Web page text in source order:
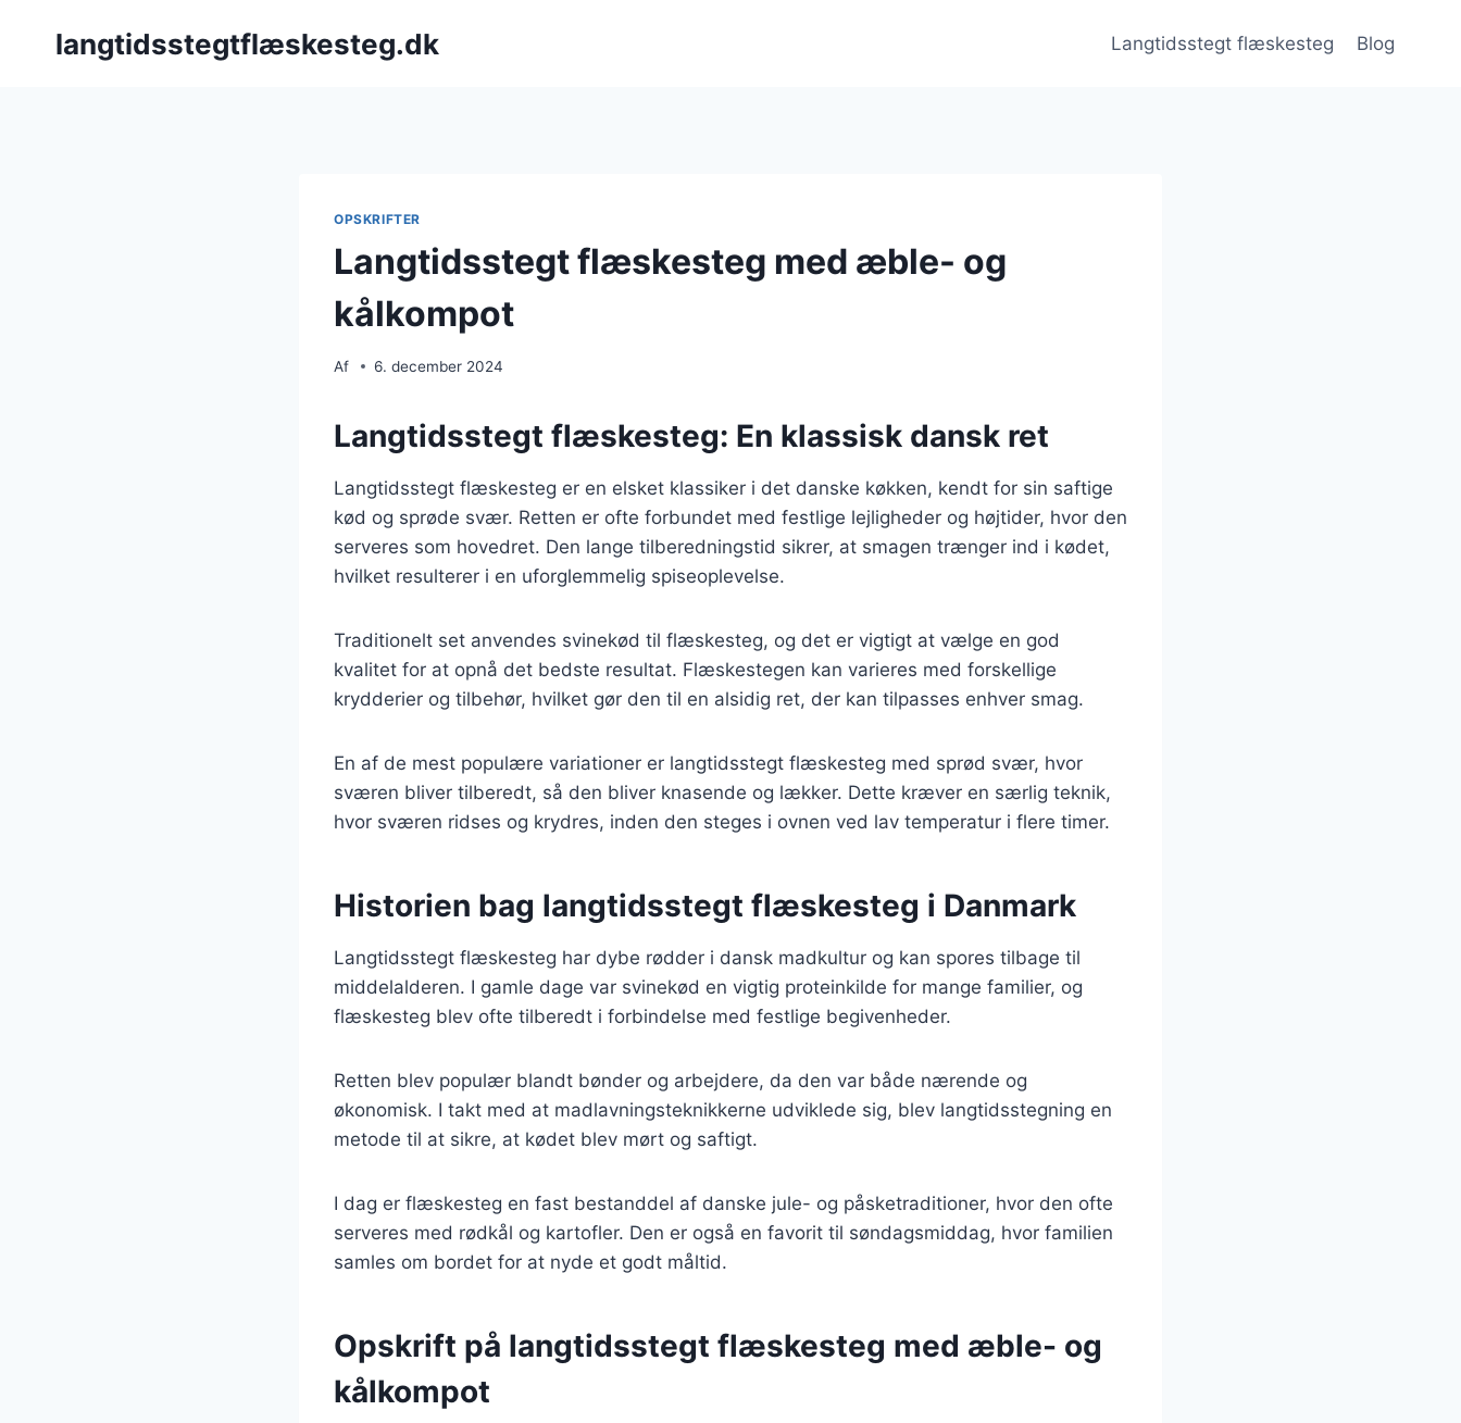
langtidsstegtflæskesteg.dk Langtidsstegt flæskesteg Blog
OPSKRIFTER
Langtidsstegt flæskesteg med æble- og
kålkompot
Af 6. december 2024
Langtidsstegt flæskesteg: En klassisk dansk ret
Langtidsstegt flæskesteg er en elsket klassiker i det danske køkken, kendt for sin saftige
kød og sprøde svær. Retten er ofte forbundet med festlige lejligheder og højtider, hvor den
serveres som hovedret. Den lange tilberedningstid sikrer, at smagen trænger ind i kødet,
hvilket resulterer i en uforglemmelig spiseoplevelse.
Traditionelt set anvendes svinekød til flæskesteg, og det er vigtigt at vælge en god
kvalitet for at opnå det bedste resultat. Flæskestegen kan varieres med forskellige
krydderier og tilbehør, hvilket gør den til en alsidig ret, der kan tilpasses enhver smag.
En af de mest populære variationer er langtidsstegt flæskesteg med sprød svær, hvor
sværen bliver tilberedt, så den bliver knasende og lækker. Dette kræver en særlig teknik,
hvor sværen ridses og krydres, inden den steges i ovnen ved lav temperatur i flere timer.
Historien bag langtidsstegt flæskesteg i Danmark
Langtidsstegt flæskesteg har dybe rødder i dansk madkultur og kan spores tilbage til
middelalderen. I gamle dage var svinekød en vigtig proteinkilde for mange familier, og
flæskesteg blev ofte tilberedt i forbindelse med festlige begivenheder.
Retten blev populær blandt bønder og arbejdere, da den var både nærende og
økonomisk. I takt med at madlavningsteknikkerne udviklede sig, blev langtidsstegning en
metode til at sikre, at kødet blev mørt og saftigt.
I dag er flæskesteg en fast bestanddel af danske jule- og påsketraditioner, hvor den ofte
serveres med rødkål og kartofler. Den er også en favorit til søndagsmiddag, hvor familien
samles om bordet for at nyde et godt måltid.
Opskrift på langtidsstegt flæskesteg med æble- og
kålkompot